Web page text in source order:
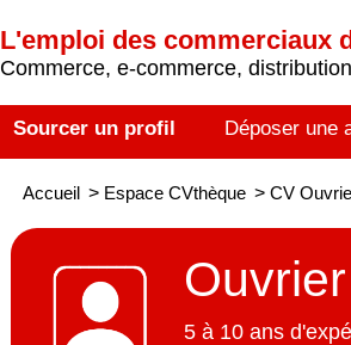
L'emploi des commerciaux
Commerce, e-commerce,
Sourcer un profil Déposer une
Accueil > Espace CVthèque > CV
Ouvrier
5 à 10 ans